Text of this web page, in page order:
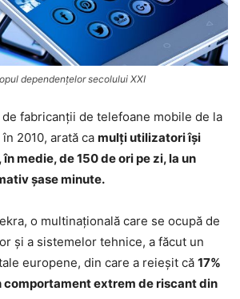
dependenţelor secolului XXI
fabricanţii de telefoane mobile de la
2010, arată ca mulţi utilizatori îşi
medie, de 150 de ori pe zi, la un
şase minute.
o multinaţională care se ocupă de
şi a sistemelor tehnice, a făcut un
europene, din care a reieşit că 17%
comportament extrem de riscant din